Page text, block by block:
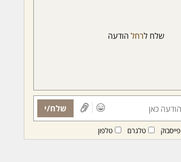
שלח לרחל הודעה
שלח/י
פייסבוק טלגרם טלפון